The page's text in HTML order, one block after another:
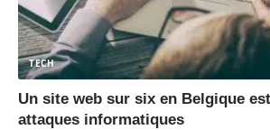
TECH
Un site web sur six en Belgique
attaques informatiques